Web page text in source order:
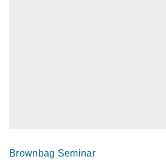
Brownbag Seminar